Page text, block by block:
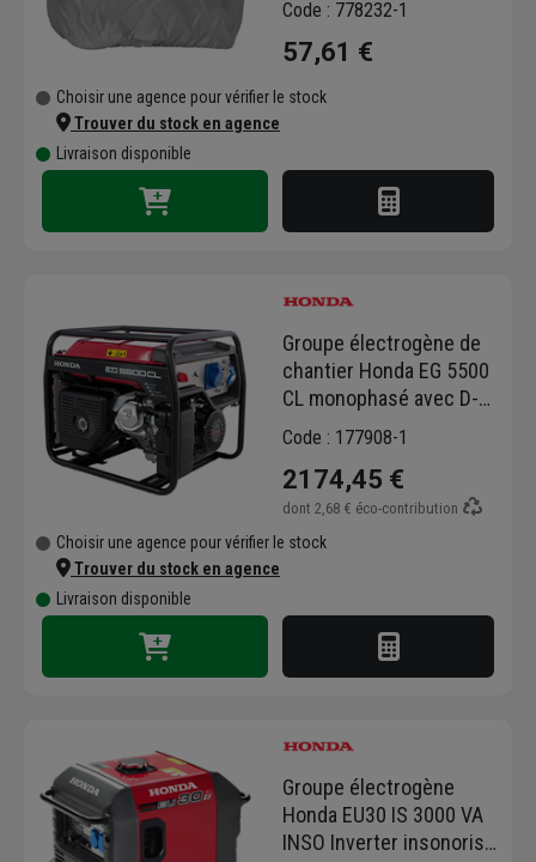
Code : 778232-1
57,61 €
Choisir une agence pour vérifier le stock
Trouver du stock en agence
Livraison disponible
Groupe électrogène de
chantier Honda EG 5500
CL monophasé avec D-
AVR - moteur essence
5500W
Code : 177908-1
2174,45 €
dont 2,68 € éco-contribution
Choisir une agence pour vérifier le stock
Trouver du stock en agence
Livraison disponible
Groupe électrogène
Honda EU30 IS 3000 VA
INSO Inverter insonorisé